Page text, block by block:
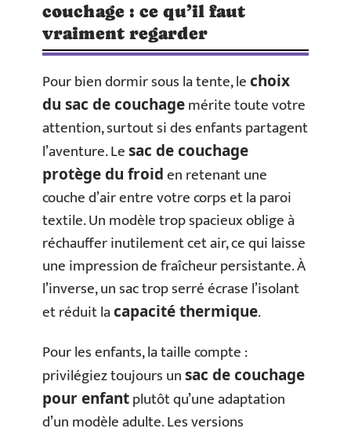
couchage : ce qu’il faut
vraiment regarder
Pour bien dormir sous la tente, lechoix
du sac de couchagemérite toute votre
attention, surtout si des enfants partagent
l’aventure. Lesac de couchage
protège du froiden retenant une
couche d’air entre votre corps et la paroi
textile. Un modèle trop spacieux oblige à
réchauffer inutilement cet air, ce qui laisse
une impression de fraîcheur persistante. À
l’inverse, un sac trop serré écrase l’isolant
et réduit lacapacité thermique.
Pour les enfants, la taille compte :
privilégiez toujours unsac de couchage
pour enfantplutôt qu’une adaptation
d’un modèle adulte. Les versions